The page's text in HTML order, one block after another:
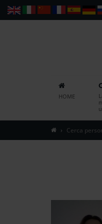
Vai
al
principale
Web Persone
HOME
Cerca